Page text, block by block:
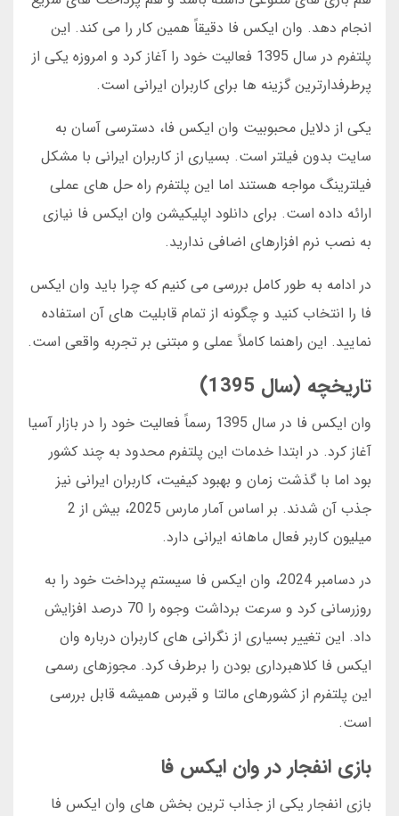
انجام دهد. وان ایکس فا دقیقاً همین کار را می کند. این
پلتفرم در سال 1395 فعالیت خود را آغاز کرد و امروزه یکی از
پرطرفدارترین گزینه ها برای کاربران ایرانی است.
یکی از دلایل محبوبیت وان ایکس فا، دسترسی آسان به
سایت بدون فیلتر است. بسیاری از کاربران ایرانی با مشکل
فیلترینگ مواجه هستند اما این پلتفرم راه حل های عملی
ارائه داده است. برای دانلود اپلیکیشن وان ایکس فا نیازی
به نصب نرم افزارهای اضافی ندارید.
در ادامه به طور کامل بررسی می کنیم که چرا باید وان ایکس
فا را انتخاب کنید و چگونه از تمام قابلیت های آن استفاده
نمایید. این راهنما کاملاً عملی و مبتنی بر تجربه واقعی است.
تاریخچه (سال 1395)
وان ایکس فا در سال 1395 رسماً فعالیت خود را در بازار آسیا
آغاز کرد. در ابتدا خدمات این پلتفرم محدود به چند کشور
بود اما با گذشت زمان و بهبود کیفیت، کاربران ایرانی نیز
جذب آن شدند. بر اساس آمار مارس 2025، بیش از 2
میلیون کاربر فعال ماهانه ایرانی دارد.
در دسامبر 2024، وان ایکس فا سیستم پرداخت خود را به
روزرسانی کرد و سرعت برداشت وجوه را 70 درصد افزایش
داد. این تغییر بسیاری از نگرانی های کاربران درباره وان
ایکس فا کلاهبرداری بودن را برطرف کرد. مجوزهای رسمی
این پلتفرم از کشورهای مالتا و قبرس همیشه قابل بررسی
است.
بازی انفجار در وان ایکس فا
بازی انفجار یکی از جذاب ترین بخش های وان ایکس فا